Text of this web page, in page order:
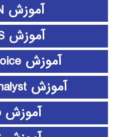
آموزش ePLAN
آموزش ETABS
آموزش expert choice
آموزش Frontier Analyst
آموزش github